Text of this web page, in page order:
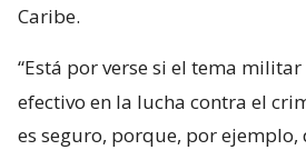
Caribe.
“Está por verse si el tema militar
efectivo en la lucha contra el
es seguro, porque, por